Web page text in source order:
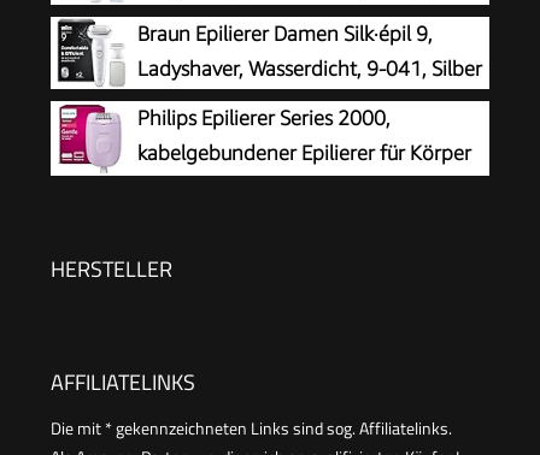
Braun Epilierer Damen Silk·épil 9,
Ladyshaver, Wasserdicht, 9-041, Silber
Philips Epilierer Series 2000,
kabelgebundener Epilierer für Körper
BRE237/00
HERSTELLER
AFFILIATELINKS
Die mit * gekennzeichneten Links sind sog. Affiliatelinks.